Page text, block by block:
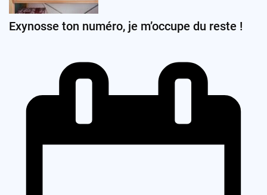
Exynosse ton numéro, je m’occupe du reste !